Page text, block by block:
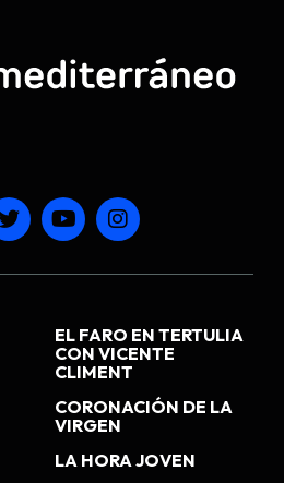
EL FARO EN TERTULIA
CON VICENTE
CLIMENT
CORONACIÓN DE LA
VIRGEN
LA HORA JOVEN